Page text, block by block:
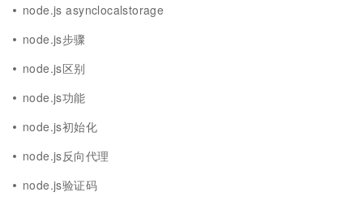
node.js asynclocalstorage
node.js步骤
node.js区别
node.js功能
node.js初始化
node.js反向代理
node.js验证码